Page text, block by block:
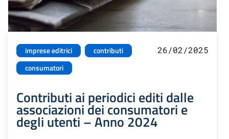
imprese editrici
contributi
consumatori
26/02/2025
Contributi ai periodici editi dalle
associazioni dei consumatori e
degli utenti – Anno 2024